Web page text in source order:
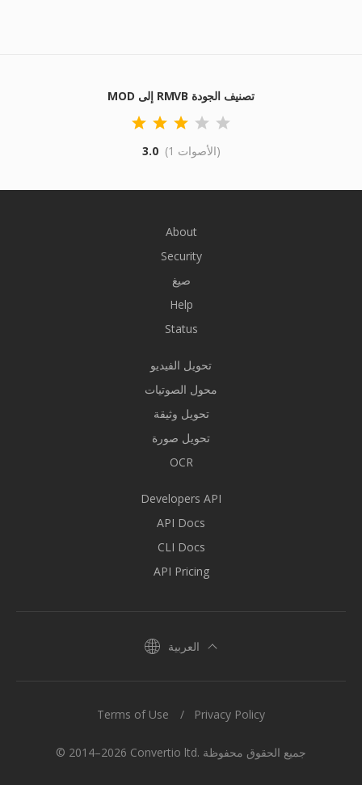
MOD إلى RMVB تصنيف الجودة
3.0 (1 الأصوات)
About
Security
صيغ
Help
Status
تحويل الفيديو
محول الصوتيات
تحويل وثيقة
تحويل صورة
OCR
Developers API
API Docs
CLI Docs
API Pricing
العربية
© 2014–2026 Convertio ltd. جميع الحقوق محفوظة
Terms of Use Privacy Policy